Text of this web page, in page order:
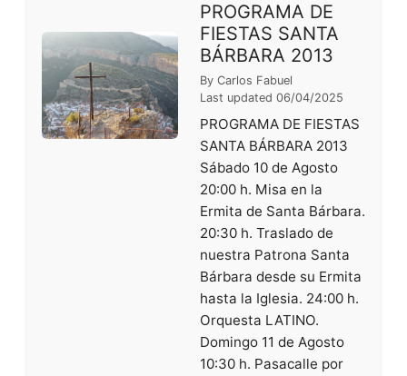
PROGRAMA DE
FIESTAS SANTA
BÁRBARA 2013
By Carlos Fabuel
Last updated 06/04/2025
PROGRAMA DE FIESTAS
SANTA BÁRBARA 2013
Sábado 10 de Agosto
20:00 h. Misa en la
Ermita de Santa Bárbara.
20:30 h. Traslado de
nuestra Patrona Santa
Bárbara desde su Ermita
hasta la Iglesia. 24:00 h.
Orquesta LATINO.
Domingo 11 de Agosto
10:30 h. Pasacalle por